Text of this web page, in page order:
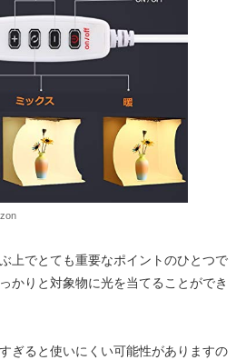
上でとても重要なポイントのひとつで
かりと対象物に光を当てることができ
ぎると使いにくい可能性がありますの